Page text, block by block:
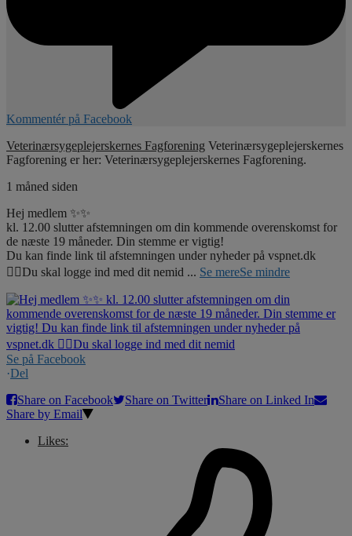
Kommentér på Facebook
Veterinærsygeplejerskernes Fagforening Veterinærsygeplejerskernes
Fagforening er her: Veterinærsygeplejerskernes Fagforening.
1 måned siden
Hej medlem ✨✨
kl. 12.00 slutter afstemningen om din kommende overenskomst for
de næste 19 måneder. Din stemme er vigtig!
Du kan finde link til afstemningen under nyheder på vspnet.dk
☝🏼Du skal logge ind med dit nemid ... Se mereSe mindre
Se på Facebook
·Del
Share on Facebook
Share on Twitter
Share on Linked In
Share by Email
Likes: